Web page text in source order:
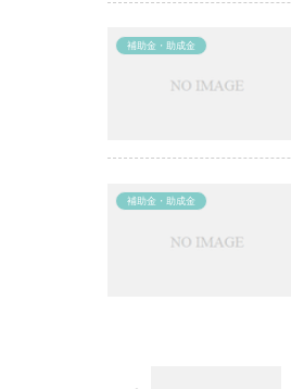
補助金・助成金
補助金・助成金